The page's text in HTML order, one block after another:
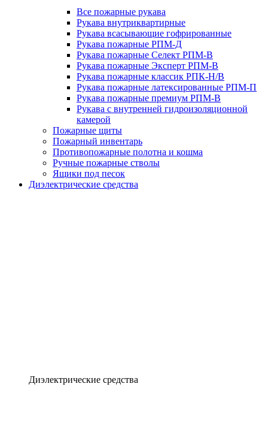
Все пожарные рукава
Рукава внутриквартирные
Рукава всасывающие гофрированные
Рукава пожарные РПМ-Д
Рукава пожарные Селект РПМ-В
Рукава пожарные Эксперт РПМ-В
Рукава пожарные классик РПК-Н/В
Рукава пожарные латексированные РПМ-П
Рукава пожарные премиум РПМ-В
Рукава с внутренней гидроизоляционной
камерой
Пожарные щиты
Пожарный инвентарь
Противопожарные полотна и кошма
Ручные пожарные стволы
Ящики под песок
Диэлектрические средства
Диэлектрические средства